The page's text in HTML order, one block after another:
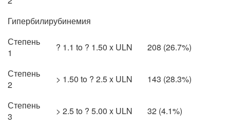
Гипербилирубинемия
Степень
1
? 1.1 to ? 1.50 x ULN 208 (26.7%)
Степень
2
> 1.50 to ? 2.5 x ULN 143 (28.3%)
Степень
3
> 2.5 to ? 5.00 x ULN 32 (4.1%)